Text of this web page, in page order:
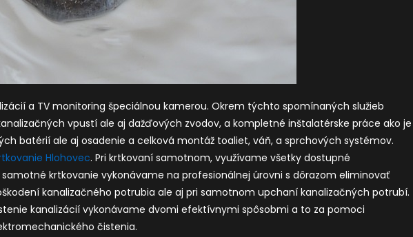
a TV monitoring špeciálnou kamerou. Okrem týchto spomínaných služieb
vpustí ale aj dažďových zvodov, a kompletné inštalatérske práce ako je
batérií ale aj osadenie a celková montáž toaliet, váň, a sprchových systémov.
Hlohovec. Pri krtkovaní samotnom, využívame všetky dostupné
krtkovanie vykonávame na profesionálnej úrovni s dôrazom eliminovať
kanalizačného potrubia ale aj pri samotnom upchaní kanalizačných potrubí.
kanalizácií vykonávame dvomi efektívnymi spôsobmi a to za pomoci
čistenia.